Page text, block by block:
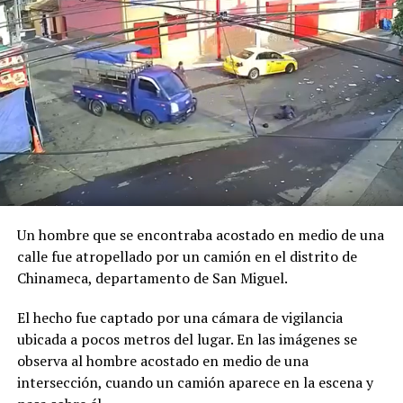
25 febrero, 2019
En «Nacionales -deportes»
RELATED TOPICS:
UP NEXT
Motobomba que se dirigía a controlar incendio en bus
sufre problemas mecánicos y se queda varada
DON'T MISS
Canciller desmiente afirmaciones del fiscal general
sobre retraso en información de Odebrecht
Un hombre que se encontraba acostado en medio de una
calle fue atropellado por un camión en el distrito de
Chinameca, departamento de San Miguel.
El hecho fue captado por una cámara de vigilancia
ubicada a pocos metros del lugar. En las imágenes se
observa al hombre acostado en medio de una
intersección, cuando un camión aparece en la escena y